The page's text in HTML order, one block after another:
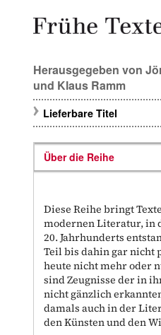
Herausgegeben von
und Klaus Ramm
Lieferbare Titel
Über die Reihe
Diese Reihe bringt
modernen Literatur, in
20. Jahrhunderts
Teil bis dahin gar
heute nicht mehr oder
sind Zeugnisse der in
nicht gänzlich
damals auch in der
den Künsten und den